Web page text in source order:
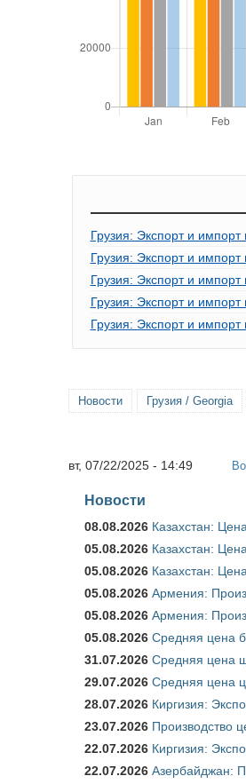
Грузия: Экспорт и
Грузия: Экспорт и
Грузия: Экспорт и
Грузия: Экспорт и
Грузия: Экспорт и
Новости Грузия / Georgia
вт, 07/22/2025 - 14:49
Новости
08.08.2026 Казахстан:
05.08.2026 Казахстан:
05.08.2026 Казахстан:
05.08.2026 Армения:
05.08.2026 Армения:
05.08.2026 Средняя цена
31.07.2026 Средняя цена
29.07.2026 Средняя цена
28.07.2026 Киргизия:
23.07.2026 Производство
22.07.2026 Киргизия:
22.07.2026 Азербайджан: